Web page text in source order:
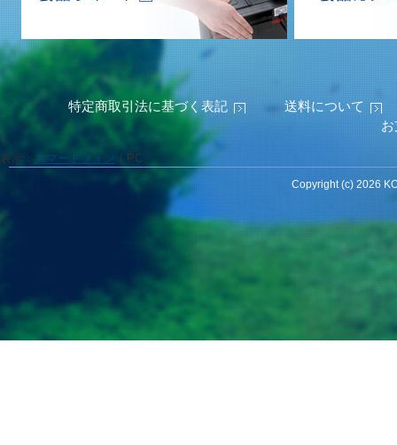
特定商取引法に基づく表記
送料について
表示： スマートフォン PC
Copyright (c) 2026